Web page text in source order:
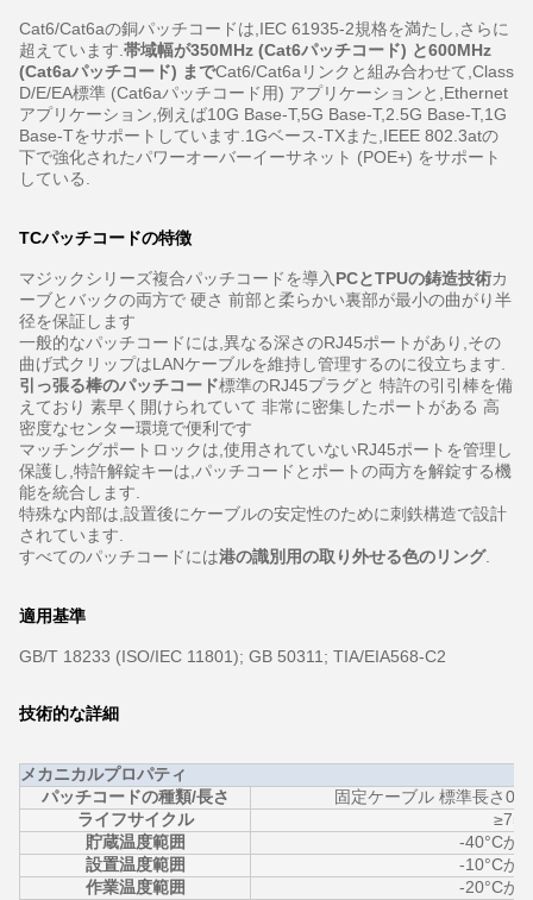
Cat6/Cat6aの銅パッチコードは,IEC 61935-2規格を満たし,さらに
超えています. 帯域幅が350MHz (Cat6パッチコード) と600MHz
(Cat6aパッチコード) までCat6/Cat6aリンクと組み合わせて,Class
D/E/EA標準 (Cat6aパッチコード用) アプリケーションと,Ethernet
アプリケーション,例えば10G Base-T,5G Base-T,2.5G Base-T,1G
Base-Tをサポートしています.1Gベース-TXまた,IEEE 802.3atの
下で強化されたパワーオーバーイーサネット (POE+) をサポート
している.
TCパッチコードの特徴
マジックシリーズ複合パッチコードを導入 PCとTPUの鋳造技術カ
ーブとバックの両方で 硬さ 前部と柔らかい裏部が最小の曲がり半
径を保証します
一般的なパッチコードには,異なる深さのRJ45ポートがあり,その
曲げ式クリップはLANケーブルを維持し管理するのに役立ちます.
引っ張る棒のパッチコード標準のRJ45プラグと 特許の引引棒を備
えており 素早く開けられていて 非常に密集したポートがある 高
密度なセンター環境で便利です
マッチングポートロックは,使用されていないRJ45ポートを管理し
保護し,特許解錠キーは,パッチコードとポートの両方を解錠する機
能を統合します.
特殊な内部は,設置後にケーブルの安定性のために刺鉄構造で設計
されています.
すべてのパッチコードには港の識別用の取り外せる色のリング.
適用基準
GB/T 18233 (ISO/IEC 11801); GB 50311; TIA/EIA568-C2
技術的な詳細
メカニカルプロパティ
パッチコードの種類/長さ
固定ケーブル 標準長さ
ライフサイクル
貯蔵温度範囲
-40°Cか
設置温度範囲
-10°Cか
作業温度範囲
-20°Cか